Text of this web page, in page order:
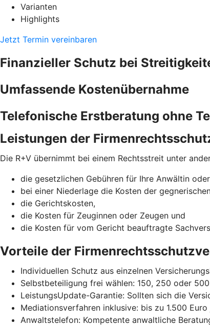
Varianten
Highlights
Jetzt Termin vereinbaren
Finanzieller Schutz bei
Umfassende Kostenübernahme
Telefonische Erstberatung ohne
Leistungen der
Die R+V übernimmt bei einem Rechtsstreit unter
die gesetzlichen Gebühren für Ihre Anwältin
bei einer Niederlage die Kosten der
die Gerichtskosten,
die Kosten für Zeuginnen oder Zeugen und
die Kosten für vom Gericht beauftragte
Vorteile der
Individuellen Schutz aus einzelnen
Selbstbeteiligung frei wählen: 150, 250 oder
LeistungsUpdate-Garantie: Sollten sich die
Mediationsverfahren inklusive: bis zu 1.500
Anwaltstelefon: Kompetente anwaltliche